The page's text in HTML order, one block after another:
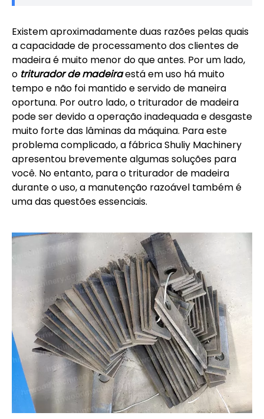
Existem aproximadamente duas razões pelas quais
a capacidade de processamento dos clientes de
madeira é muito menor do que antes. Por um lado,
o triturador de madeiraestá em uso há muito
tempo e não foi mantido e servido de maneira
oportuna. Por outro lado, o triturador de madeira
pode ser devido a operação inadequada e desgaste
muito forte das lâminas da máquina. Para este
problema complicado, a fábrica Shuliy Machinery
apresentou brevemente algumas soluções para
você. No entanto, para o triturador de madeira
durante o uso, a manutenção razoável também é
uma das questões essenciais.